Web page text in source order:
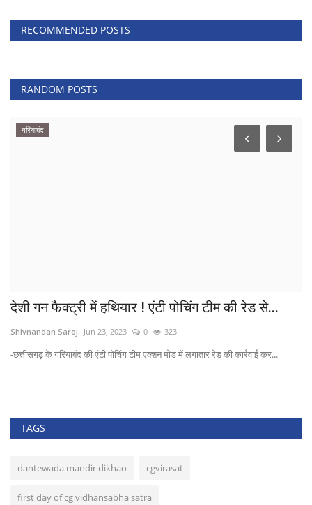
RECOMMENDED POSTS
RANDOM POSTS
गरियाबंद
देशी गन फैक्ट्री में हथियार ! एंटी पोचिंग टीम की रेड से...
Shivnandan Saroj Jun 23, 2023 0 323
-छत्तीसगढ़ के गरियाबंद की एंटी पोचिंग टीम एक्शन मोड में लगातार रेड की कार्रवाई कर...
TAGS
dantewada mandir dikhao cgvirasat
first day of cg vidhansabha satra